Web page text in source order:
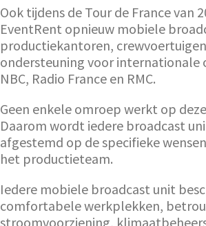
Ook tijdens de Tour de France van
EventRent opnieuw mobiele
productiekantoren,
ondersteuning voor internationale
NBC, Radio France en RMC.
Geen enkele omroep werkt op
Daarom wordt iedere broadcast
afgestemd op de specifieke
het productieteam.
Iedere mobiele broadcast unit
comfortabele werkplekken,
stroomvoorziening,